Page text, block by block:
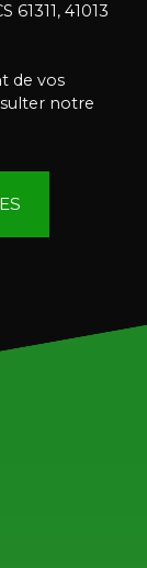
41013
de vos
notre